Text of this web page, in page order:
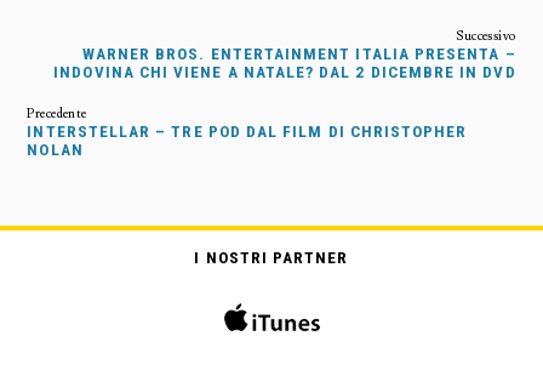
WARNER BROS. ENTERTAINMENT ITALIA PRESENTA –
INDOVINA CHI VIENE A NATALE? DAL 2 DICEMBRE IN DVD
INTERSTELLAR – TRE POD DAL FILM DI CHRISTOPHER
NOLAN
I NOSTRI PARTNER